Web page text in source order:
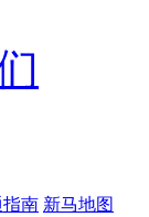
南 新马地图